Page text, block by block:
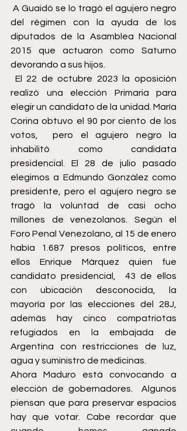
A Guaidó se lo tragó el agujero negro
del régimen con la ayuda de los
diputados de la Asamblea Nacional
2015 que actuaron como Saturno
devorando a sus hijos.
El 22 de octubre 2023 la oposición
realizó una elección Primaria para
elegir un candidato de la unidad. María
Corina obtuvo el 90 por ciento de los
votos,  pero el agujero negro la
inhabilitó como candidata
presidencial. El 28 de julio pasado
elegimos a Edmundo González como
presidente, pero el agujero negro se
tragó la voluntad de casi ocho
millones de venezolanos. Según el
Foro Penal Venezolano, al 15 de enero
había 1.687 presos políticos, entre
ellos Enrique Márquez quien fue
candidato presidencial,  43 de ellos
con ubicación desconocida, la
mayoría por las elecciones del 28J,
además hay cinco compatriotas
refugiados en la embajada de
Argentina con restricciones de luz,
agua y suministro de medicinas.
Ahora Maduro está convocando a
elección de gobernadores.  Algunos
piensan que para preservar espacios
hay que votar. Cabe recordar que